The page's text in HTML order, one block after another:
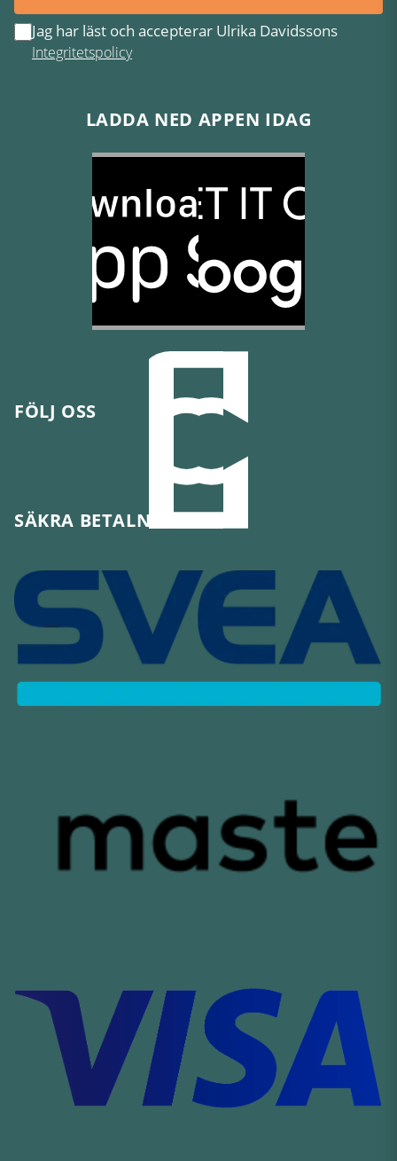
Jag har läst och accepterar Ulrika Davidssons
Integritetspolicy
LADDA NED APPEN IDAG
FÖLJ OSS
SÄKRA BETALNINGAR